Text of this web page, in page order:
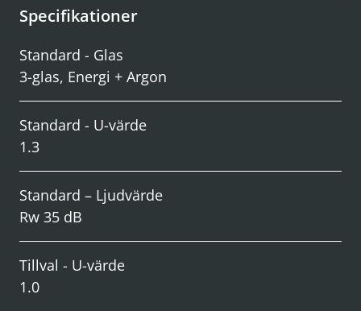
Specifikationer
Standard - Glas
3-glas, Energi + Argon
Standard - U-värde
1.3
Standard – Ljudvärde
Rw 35 dB
Tillval - U-värde
1.0